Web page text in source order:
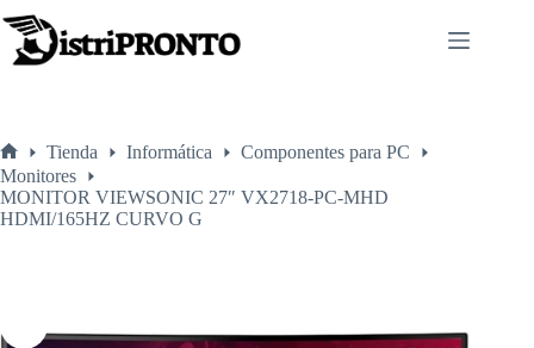
al
contenido
Inicio
Tienda Informática
Componentes para PC
Monitores
MONITOR VIEWSONIC 27″ VX2718-PC-MHD
HDMI/165HZ CURVO G